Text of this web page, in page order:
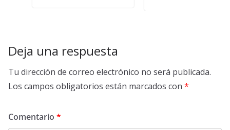
Deja una respuesta
Tu dirección de correo electrónico no será publicada.
Los campos obligatorios están marcados con *
Comentario *